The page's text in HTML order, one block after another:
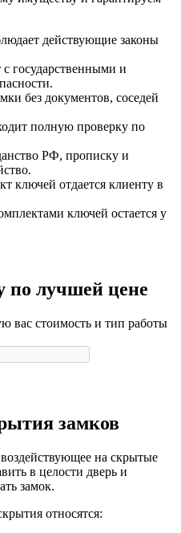
действующие законы
государственными и
без документов, соседей
полную проверку по
РФ, прописку и
ключей отдается клиенту в
ключей остается у
по лучшей цене
вас стоимость и тип работы
замков
на скрытые
в целости дверь и
замок.
относятся: